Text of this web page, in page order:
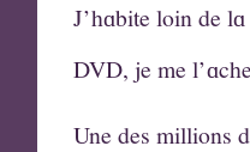
J’hɑbite loin de
DVD, je me
Une des millions